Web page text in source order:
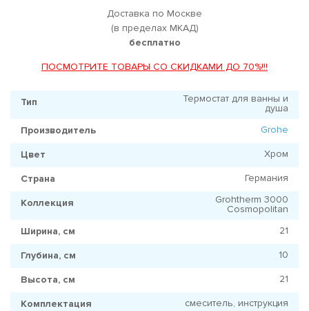
Доставка по Москве
(в пределах МКАД)
бесплатно
ПОСМОТРИТЕ ТОВАРЫ СО СКИДКАМИ ДО 70%!!!
Тип
Термостат для ванны и
душа
Производитель
Grohe
Цвет Хром
Страна Германия
Коллекция
Grohtherm 3000
Cosmopolitan
Ширина, см
21
Глубина, см 10
Высота, см 21
Комплектация смеситель, инструкция